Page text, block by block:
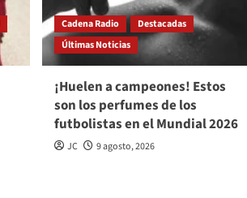
Cadena Radio
Destacadas
Últimas Noticias
¡Huelen a campeones! Estos
son los perfumes de los
futbolistas en el Mundial 2026
JC 9 agosto, 2026